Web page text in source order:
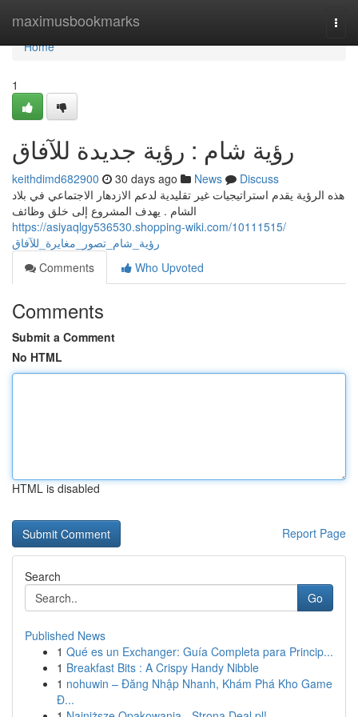
maximusbookmarks
Home
Home
1
رؤية شام : رؤية جديدة للآفاق
keithdimd682900 30 days ago News
Discuss
هذه الرؤية يقدم استراتيجيات غير تقليدية لدعم الازدهار الاجتماعي في بلاد
الشام . يهدف المشروع إلى خلق وظائف
https://asiyaqlgy536530.shopping-wiki.com/10111515/
رؤية_شام_تصور_مغايرة_للآفاق
Comments
Who Upvoted
Comments
Submit a Comment
No HTML
HTML is disabled
Report Page
Search
Go
Published News
1 Qué es un Exchanger: Guía Completa para Princip...
1 Breakfast Bits : A Crispy Handy Nibble
1 nohuwin – Đăng Nhập Nhanh, Khám Phá Kho Game
Đ...